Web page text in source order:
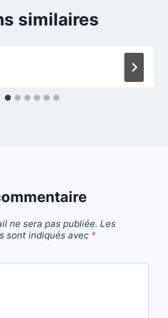
similaires
ne sera pas publiée. Les
sont indiqués avec *